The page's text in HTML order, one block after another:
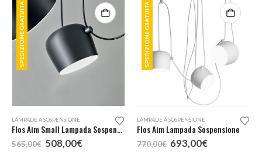
SPEDIZIONE GRATUITA
Questo prodotto ha più varianti. Le opzioni possono essere scelte nella pagina del prodotto
LAMPADE A SOSPENSIONE
Flos Aim Small Lampada Sospensione
565,00€ Il
prezzo
508,00€Il
SPEDIZIONE GRATUITA
LAMPADE A SOSPENSIONE
Flos Aim Lampada Sospensione
770,00€ Il
prezzo
693,00€Il